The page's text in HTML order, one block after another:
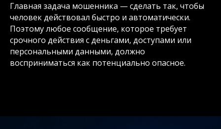
Главная задача мошенника — сделать так, чтобы
человек действовал быстро и автоматически.
Поэтому любое сообщение, которое требует
срочного действия с деньгами, доступами или
персональными данными, должно
восприниматься как потенциально опасное.